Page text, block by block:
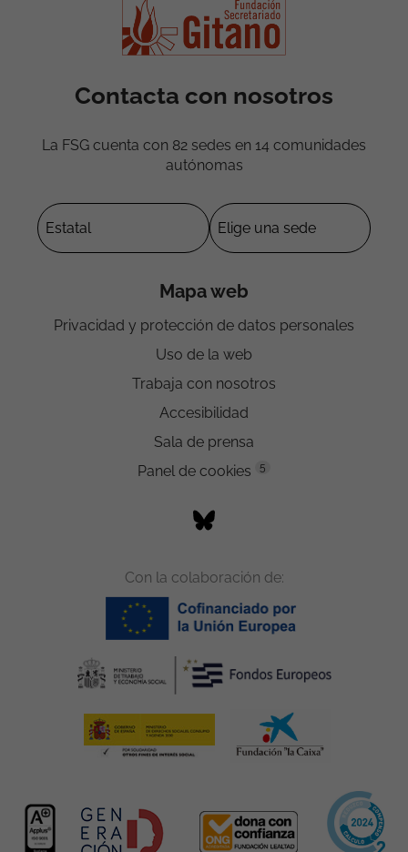
Contacta con nosotros
La FSG cuenta con 82 sedes en 14 comunidades
autónomas
Mapa web
Privacidad y protección de datos personales
Uso de la web
Trabaja con nosotros
Accesibilidad
Sala de prensa
Panel de cookies
5
Con la colaboración de: